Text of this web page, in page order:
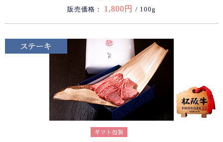
販売価格： 1,800円 / 100g